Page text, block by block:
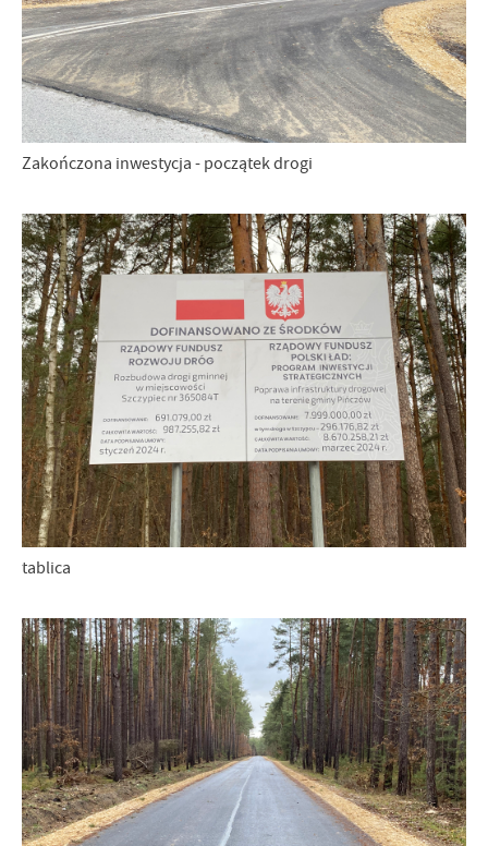
Zakończona inwestycja - początek drogi
tablica